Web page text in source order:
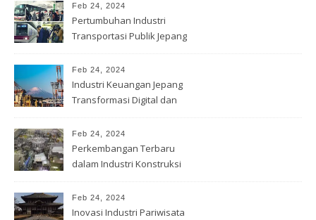
Feb 24, 2024
Pertumbuhan Industri
Transportasi Publik Jepang
Feb 24, 2024
Industri Keuangan Jepang
Transformasi Digital dan
Feb 24, 2024
Perkembangan Terbaru
dalam Industri Konstruksi
Feb 24, 2024
Inovasi Industri Pariwisata